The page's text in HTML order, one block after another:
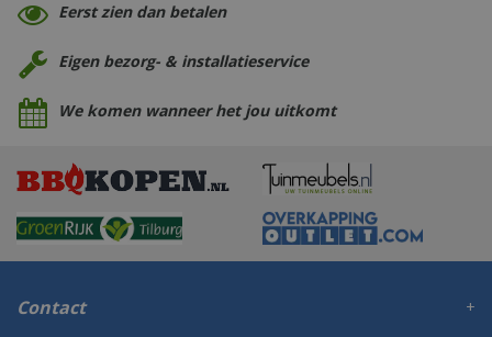
Eerst zien dan betalen
Eigen bezorg- & installatieservice
We komen wanneer het jou uitkomt
Contact